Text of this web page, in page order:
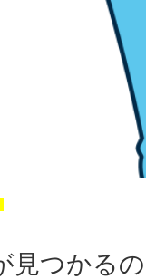
見つかる